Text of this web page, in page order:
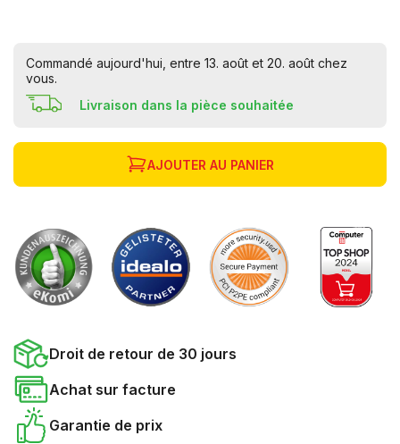
Commandé aujourd'hui, entre 13. août et 20. août chez
vous.
Livraison dans la pièce souhaitée
AJOUTER AU PANIER
Droit de retour de 30 jours
Achat sur facture
Garantie de prix